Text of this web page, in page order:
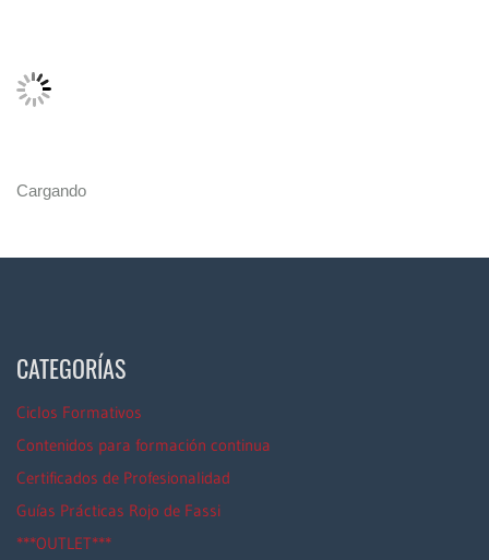
Cargando
CATEGORÍAS
Ciclos Formativos
Contenidos para formación continua
Certificados de Profesionalidad
Guías Prácticas Rojo de Fassi
***OUTLET***